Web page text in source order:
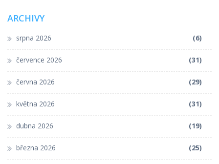
ARCHIVY
srpna 2026 (6)
července 2026 (31)
června 2026 (29)
května 2026 (31)
dubna 2026 (19)
března 2026 (25)